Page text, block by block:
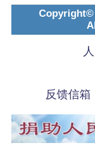
Copyright©
反馈信箱